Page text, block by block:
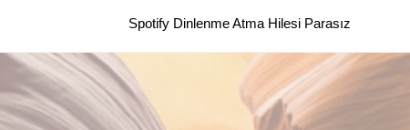
Spotify Dinlenme Atma Hilesi Parasız